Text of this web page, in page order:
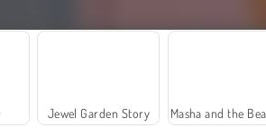
Jewel Garden Story